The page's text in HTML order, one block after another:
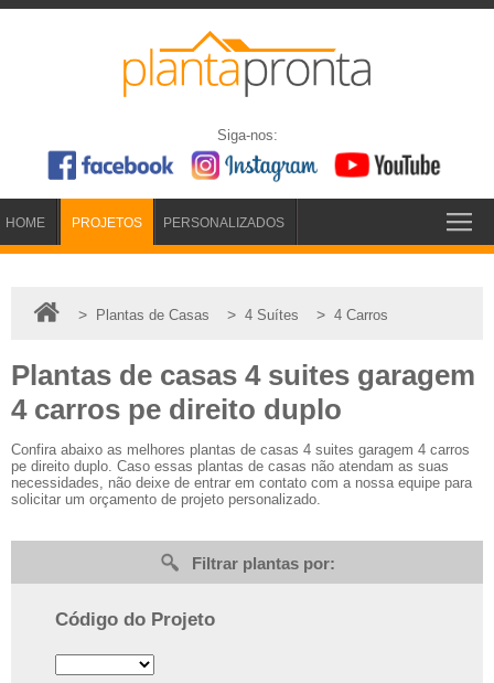
Siga-nos:
HOME PROJETOS PERSONALIZADOS
> Plantas de Casas > 4 Suítes > 4 Carros
Plantas de casas 4 suites garagem
4 carros pe direito duplo
Confira abaixo as melhores plantas de casas 4 suites garagem 4 carros
pe direito duplo. Caso essas plantas de casas não atendam as suas
necessidades, não deixe de entrar em contato com a nossa equipe para
solicitar um orçamento de projeto personalizado.
Filtrar plantas por:
Código do Projeto